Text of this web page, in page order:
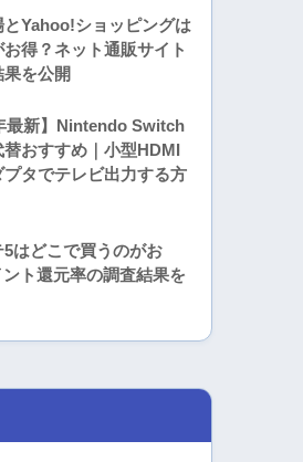
とYahoo!ショッピングは
お得？ネット通販サイト
を公開
最新】Nintendo Switch
替おすすめ｜小型HDMI
プタでテレビ出力する方
5はどこで買うのがお
ト還元率の調査結果を